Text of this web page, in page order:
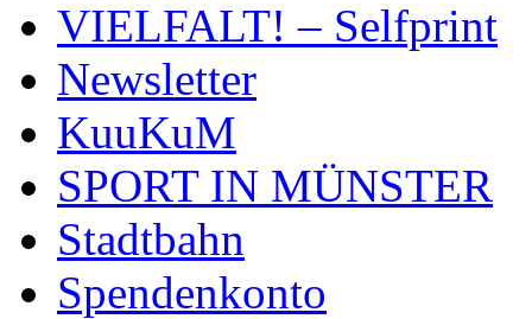
VIELFALT! – Selfprint
Newsletter
KuuKuM
SPORT IN MÜNSTER
Stadtbahn
Spendenkonto